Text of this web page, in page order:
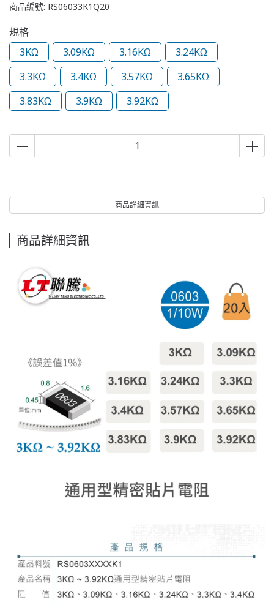
商品編號: RS06033K1Q20
規格
3KΩ
3.09KΩ 3.16KΩ
3.24KΩ
3.3KΩ
3.4KΩ 3.57KΩ
3.65KΩ
3.83KΩ
3.9KΩ 3.92KΩ
商品詳細資訊
商品詳細資訊